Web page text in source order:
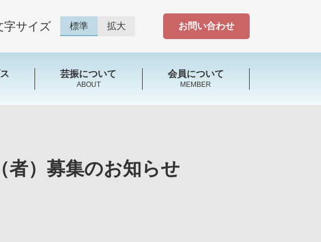
字サイズ 標準 拡大 お問い合わせ
芸振について
ABOUT
会員について
MEMBER
者）募集のお知らせ